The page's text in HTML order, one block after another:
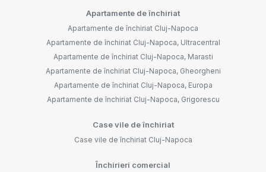
Apartamente de închiriat
Apartamente de închiriat Cluj-Napoca
Apartamente de închiriat Cluj-Napoca, Ultracentral
Apartamente de închiriat Cluj-Napoca, Marasti
Apartamente de închiriat Cluj-Napoca, Gheorgheni
Apartamente de închiriat Cluj-Napoca, Europa
Apartamente de închiriat Cluj-Napoca, Grigorescu
Case vile de închiriat
Case vile de închiriat Cluj-Napoca
Închirieri comercial